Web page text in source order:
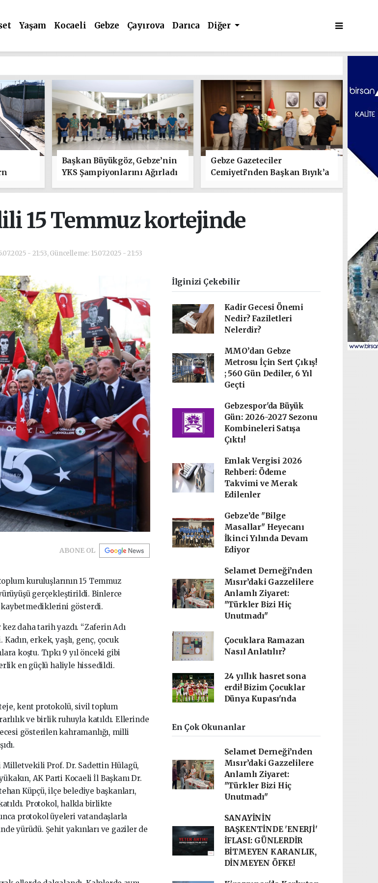
Yaşam Kocaeli Gebze Çayırova Darıca Diğer
Başkan Büyükgöz, Gebze’nin
YKS Şampiyonlarını Ağırladı
Gebze Gazeteciler
Cemiyeti’nden Başkan Bıyık’a
15 Temmuz kortejinde
- 21:53, Güncelleme: 15.07.2025 - 21:53
ABONE OL
kuruluşlarının 15 Temmuz
gerçekleştirildi. Binlerce
kaybetmediklerini gösterdi.
kez daha tarih yazdı. “Zaferin Adı
erkek, yaşlı, genç, çocuk
koştu. Tıpkı 9 yıl önceki gibi
en güçlü haliyle hissedildi.
kent protokolü, sivil toplum
ve birlik ruhuyla katıldı. Ellerinde
gösterilen kahramanlığı, milli
Milletvekili Prof. Dr. Sadettin Hülagü,
AK Parti Kocaeli İl Başkanı Dr.
Küpçü, ilçe belediye başkanları,
Protokol, halkla birlikte
protokol üyeleri vatandaşlarla
yürüdü. Şehit yakınları ve gaziler de
İlginizi Çekebilir
Kadir Gecesi Önemi
Nedir? Faziletleri
Nelerdir?
MMO’dan Gebze
Metrosu İçin Sert Çıkış!
; 560 Gün Dediler, 6 Yıl
Geçti
Gebzespor'da Büyük
Gün: 2026-2027 Sezonu
Kombineleri Satışa
Çıktı!
Emlak Vergisi 2026
Rehberi: Ödeme
Takvimi ve Merak
Edilenler
Gebze’de "Bilge
Masallar" Heyecanı
İkinci Yılında Devam
Ediyor
Selamet Derneği’nden
Mısır’daki Gazzelilere
Anlamlı Ziyaret:
"Türkler Bizi Hiç
Unutmadı"
Çocuklara Ramazan
Nasıl Anlatılır?
24 yıllık hasret sona
erdi! Bizim Çocuklar
Dünya Kupası'nda
En Çok Okunanlar
Selamet Derneği’nden
Mısır’daki Gazzelilere
Anlamlı Ziyaret:
"Türkler Bizi Hiç
Unutmadı"
SANAYİNİN
BAŞKENTİNDE 'ENERJİ'
İFLASI: GÜNLERDİR
BİTMEYEN KARANLIK,
DİNMEYEN ÖFKE!